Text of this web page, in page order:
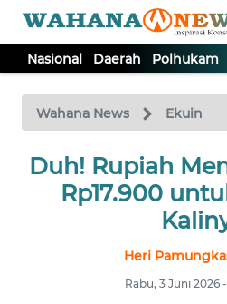
Nasional Daerah Polhukam
Wahana News Ekuin
Duh! Rupiah
Rp17.900
Heri
Rabu, 3 Juni 2026
TV
Tutup
NASIONAL